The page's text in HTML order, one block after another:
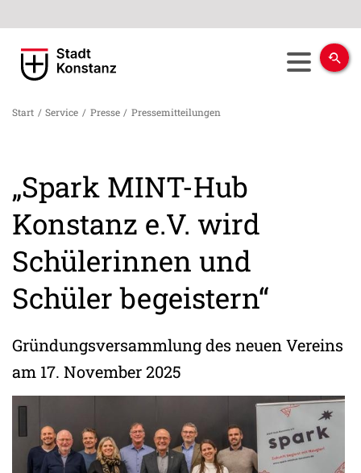
Start / Service / Presse / Pressemitteilungen
„Spark MINT-Hub
Konstanz e.V. wird
Schülerinnen und
Schüler begeistern“
Gründungsversammlung des neuen Vereins
am 17. November 2025